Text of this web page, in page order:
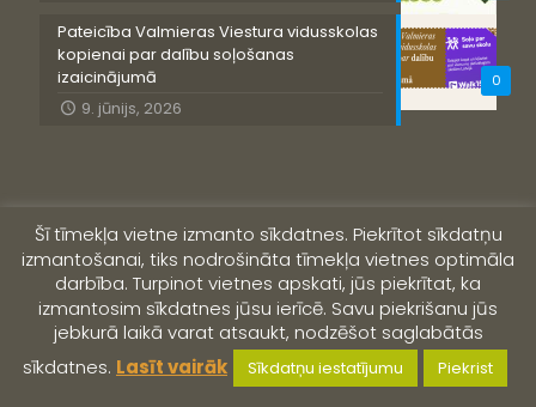
0
Pateicība Valmieras Viestura vidusskolas
kopienai par dalību soļošanas
izaicinājumā
9. jūnijs, 2026
© 2019 Valmieras Viestura vidusskola
Šī tīmekļa vietne izmanto sīkdatnes. Piekrītot sīkdatņu
izmantošanai, tiks nodrošināta tīmekļa vietnes optimāla
darbība. Turpinot vietnes apskati, jūs piekrītat, ka
izmantosim sīkdatnes jūsu ierīcē. Savu piekrišanu jūs
jebkurā laikā varat atsaukt, nodzēšot saglabātās
sīkdatnes. Lasīt vairāk Sīkdatņu iestatījumu Piekrist